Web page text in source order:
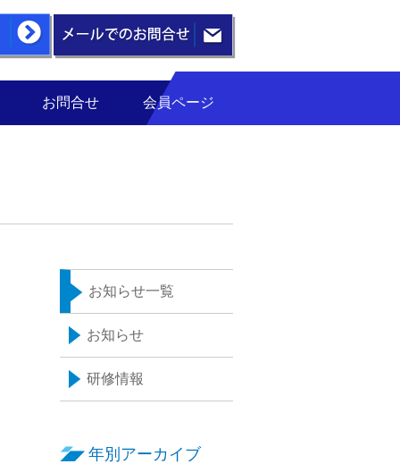
お問合せ 会員ページ
お知らせ一覧
お知らせ
研修情報
年別アーカイブ